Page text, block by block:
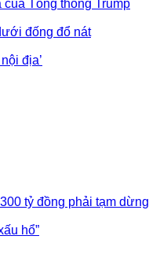
Tổng thống Trump
đống đổ nát
địa’
tỷ đồng phải tạm dừng
hổ”